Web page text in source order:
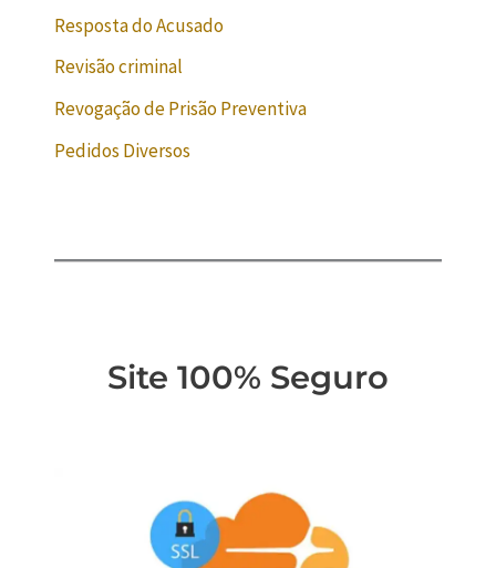
Resposta do Acusado
Revisão criminal
Revogação de Prisão Preventiva
Pedidos Diversos
Site 100% Seguro